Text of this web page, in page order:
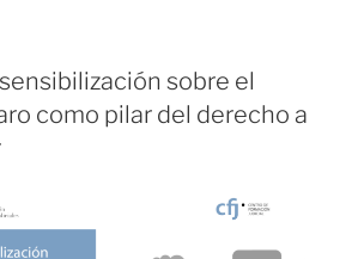
sobre el
como pilar del derecho a